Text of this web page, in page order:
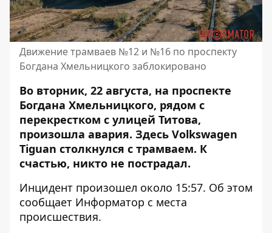
Движение трамваев №12 и №16 по проспекту
Богдана Хмельницкого заблокировано
Во вторник, 22 августа, на проспекте
Богдана Хмельницкого, рядом с
перекрестком с улицей Титова,
произошла авария. Здесь Volkswagen
Tiguan столкнулся с трамваем. К
счастью, никто не пострадал.
Инцидент произошел около 15:57. Об этом
сообщает Информатор с места
происшествия.